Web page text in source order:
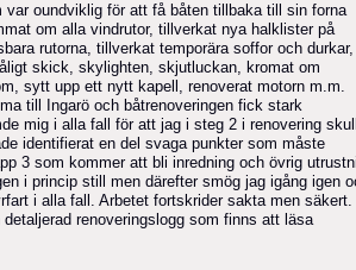
var oundviklig för att få båten tillbaka till sin forna
om alla vindrutor, tillverkat nya halklister på
rutorna, tillverkat temporära soffor och durkar,
skick, skylighten, skjutluckan, kromat om
sytt upp ett nytt kapell, renoverat motorn m.m.
till Ingarö och båtrenoveringen fick stark
mig i alla fall för att jag i steg 2 i renovering
identifierat en del svaga punkter som måste
3 som kommer att bli inredning och övrig
i princip still men därefter smög jag igång igen
i alla fall. Arbetet fortskrider sakta men säkert.
renoveringslogg som finns att läsa